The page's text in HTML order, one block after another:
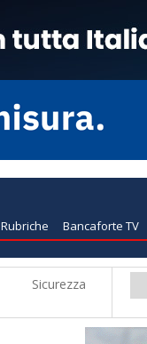
Rubriche Bancaforte TV
Sicurezza